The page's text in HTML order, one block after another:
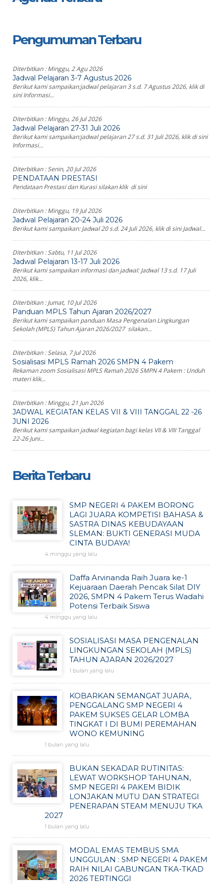
Pengumuman Terbaru
Diterbitkan :Minggu, 2 Agu 2026
Jadwal Pelajaran 3-7 Agustus 2026
Berikut kami sampaikan:jadwal pelajaran 3 s.d. 7 Agustus 2026, klik di
sini Informasi...
Diterbitkan :Minggu, 26 Jul 2026
Jadwal Pelajaran 27-31 Juli 2026
Berikut kami sampaikan:jadwal pelajaran 27 s.d. 31 Juli 2026, klik di sini
Informasi...
Diterbitkan :Senin, 20 Jul 2026
PENDATAAN PRESTASI
Pendataan Prestasi dan Kurasi silakan klik di sini
Diterbitkan :Minggu, 19 Jul 2026
Jadwal Pelajaran 20-24 Juli 2026
Berikut kami sampaikan: Jadwal 20 s.d. 24 Juli 2026, klik di sini Jadwal...
Diterbitkan :Sabtu, 11 Jul 2026
Jadwal Pelajaran 13-17 Juli 2026
Berikut kami sampaikan informasi dan jadwal: Jadwal 13 s.d. 17 Juli
2026, klik...
Diterbitkan :Jumat, 10 Jul 2026
Panduan MPLS Tahun Ajaran 2026/2027
Berikut kami sampaikan panduan Masa Pengenalan Lingkungan
Sekolah (MPLS) Tahun Ajaran 2026/2027 silakan...
Diterbitkan :Selasa, 7 Jul 2026
Sosialisasi MPLS Ramah 2026 SMPN 4 Pakem
Rekaman zoom Sosialisasi MPLS Ramah 2026 SMPN 4 Pakem : Unduh
materi klik...
Diterbitkan :Minggu, 21 Jun 2026
JADWAL KEGIATAN KELAS VII & VIII TANGGAL 22 -26
JUNI 2026
Berikut kami sampaikan jadwal kegiatan bagi kelas VII & VIII Tanggal
22-26 Juni...
Berita Terbaru
SMP NEGERI 4 PAKEM BORONG
LAGI JUARA KOMPETISI BAHASA &
SASTRA DINAS KEBUDAYAAN
SLEMAN: BUKTI GENERASI MUDA
CINTA BUDAYA!
4 minggu yang lalu
Daffa Arvinanda Raih Juara ke-1
Kejuaraan Daerah Pencak Silat DIY
2026, SMPN 4 Pakem Terus Wadahi
Potensi Terbaik Siswa
4 minggu yang lalu
SOSIALISASI MASA PENGENALAN
LINGKUNGAN SEKOLAH (MPLS)
TAHUN AJARAN 2026/2027
1 bulan yang lalu
KOBARKAN SEMANGAT JUARA,
PENGGALANG SMP NEGERI 4
PAKEM SUKSES GELAR LOMBA
TINGKAT I DI BUMI PEREMAHAN
WONO KEMUNING
1 bulan yang lalu
BUKAN SEKADAR RUTINITAS:
LEWAT WORKSHOP TAHUNAN,
SMP NEGERI 4 PAKEM BIDIK
LONJAKAN MUTU DAN STRATEGI
PENERAPAN STEAM MENUJU TKA
2027
1 bulan yang lalu
MODAL EMAS TEMBUS SMA
UNGGULAN : SMP NEGERI 4 PAKEM
RAIH NILAI GABUNGAN TKA-TKAD
2026 TERTINGGI